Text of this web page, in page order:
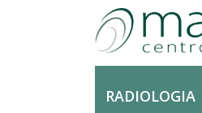
Vai al contenuto
RADIOLOGIA